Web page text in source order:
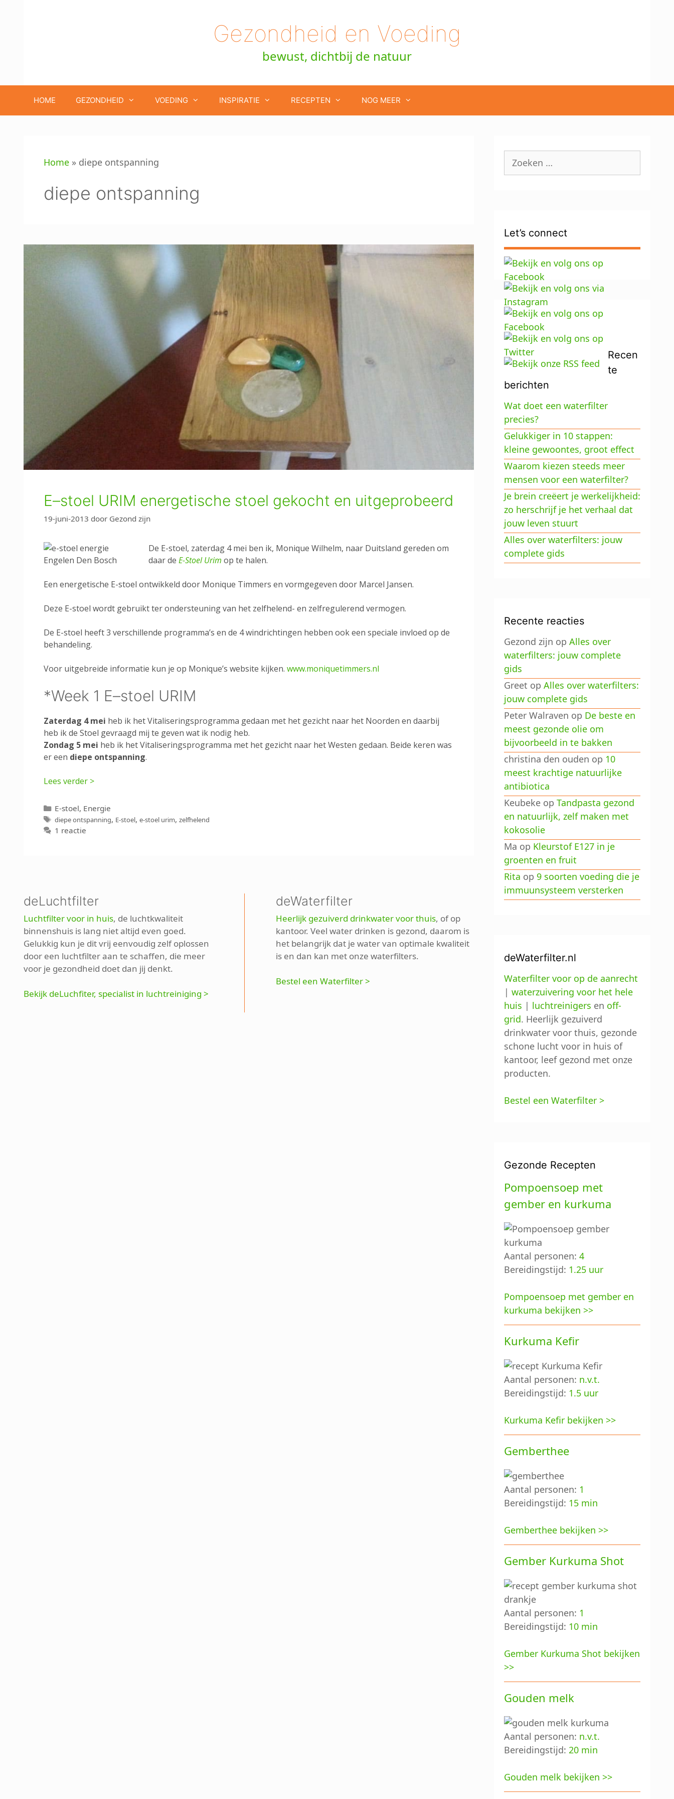
Gezondheid en Voeding
bewust, dichtbij de natuur
HOME GEZONDHEID VOEDING INSPIRATIE RECEPTEN NOG MEER
Home » diepe ontspanning
diepe ontspanning
E–stoel URIM energetische stoel gekocht en uitgeprobeerd
19-juni-2013 door Gezond zijn
De E-stoel, zaterdag 4 mei ben ik, Monique Wilhelm, naar Duitsland gereden om
daar de E-Stoel Urim op te halen.
Een energetische E-stoel ontwikkeld door Monique Timmers en vormgegeven door Marcel Jansen.
Deze E-stoel wordt gebruikt ter ondersteuning van het zelfhelend- en zelfregulerend vermogen.
De E-stoel heeft 3 verschillende programma’s en de 4 windrichtingen hebben ook een speciale invloed op de
behandeling.
Voor uitgebreide informatie kun je op Monique’s website kijken. www.moniquetimmers.nl
*Week 1 E–stoel URIM
Zaterdag 4 mei heb ik het Vitaliseringsprogramma gedaan met het gezicht naar het Noorden en daarbij
heb ik de Stoel gevraagd mij te geven wat ik nodig heb.
Zondag 5 mei heb ik het Vitaliseringsprogramma met het gezicht naar het Westen gedaan. Beide keren was
er een diepe ontspanning.
Lees verder >
Categorieën
E-stoel, Energie
Tags
diepe ontspanning, E-stoel,e-stoel urim,zelfhelend
1 reactie
deLuchtfilter
Luchtfilter voor in huis, de luchtkwaliteit
binnenshuis is lang niet altijd even goed.
Gelukkig kun je dit vrij eenvoudig zelf oplossen
door een luchtfilter aan te schaffen, die meer
voor je gezondheid doet dan jij denkt.
Bekijk deLuchfiter, specialist in luchtreiniging >
deWaterfilter
Heerlijk gezuiverd drinkwater voor thuis, of op
kantoor. Veel water drinken is gezond, daarom is
het belangrijk dat je water van optimale kwaliteit
is en dan kan met onze waterfilters.
Bestel een Waterfilter >
Zoek
naar:
Let’s connect
Recen
te
berichten
Wat doet een waterfilter
precies?
Gelukkiger in 10 stappen:
kleine gewoontes, groot effect
Waarom kiezen steeds meer
mensen voor een waterfilter?
Je brein creëert je werkelijkheid:
zo herschrijf je het verhaal dat
jouw leven stuurt
Alles over waterfilters: jouw
complete gids
Recente reacties
Gezond zijn op Alles over
waterfilters: jouw complete
gids
Greet op Alles over waterfilters:
jouw complete gids
Peter Walraven op De beste en
meest gezonde olie om
bijvoorbeeld in te bakken
christina den ouden op 10
meest krachtige natuurlijke
antibiotica
Keubekeop Tandpasta gezond
en natuurlijk, zelf maken met
kokosolie
Ma op Kleurstof E127 in je
groenten en fruit
Rita op 9 soorten voeding die je
immuunsysteem versterken
deWaterfilter.nl
Waterfilter voor op de aanrecht
| waterzuivering voor het hele
huis | luchtreinigers en off-
grid. Heerlijk gezuiverd
drinkwater voor thuis, gezonde
schone lucht voor in huis of
kantoor, leef gezond met onze
producten.
Bestel een Waterfilter >
Gezonde Recepten
Pompoensoep met
gember en kurkuma
Aantal personen: 4
Bereidingstijd: 1.25 uur
Pompoensoep met gember en
kurkuma bekijken >>
Kurkuma Kefir
Aantal personen: n.v.t.
Bereidingstijd: 1.5 uur
Kurkuma Kefir bekijken >>
Gemberthee
Aantal personen: 1
Bereidingstijd: 15 min
Gemberthee bekijken >>
Gember Kurkuma Shot
Aantal personen: 1
Bereidingstijd: 10 min
Gember Kurkuma Shot bekijken
>>
Gouden melk
Aantal personen: n.v.t.
Bereidingstijd: 20 min
Gouden melk bekijken >>